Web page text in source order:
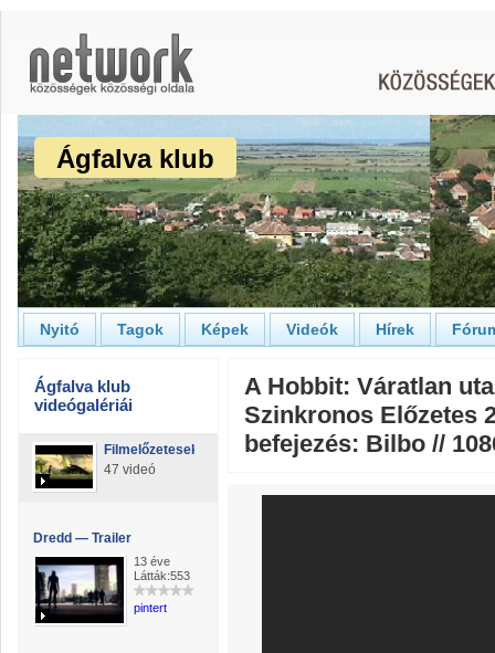
Ágfalva klub
Nyitó Tagok Képek Videók Hírek
Ágfalva klub
videógalériái
Filmelőzetesek
47 videó
Dredd — Trailer
13 éve
Látták:553
pintert
A Hobbit: Váratlan
Szinkronos Előzetes
befejezés: Bilbo //